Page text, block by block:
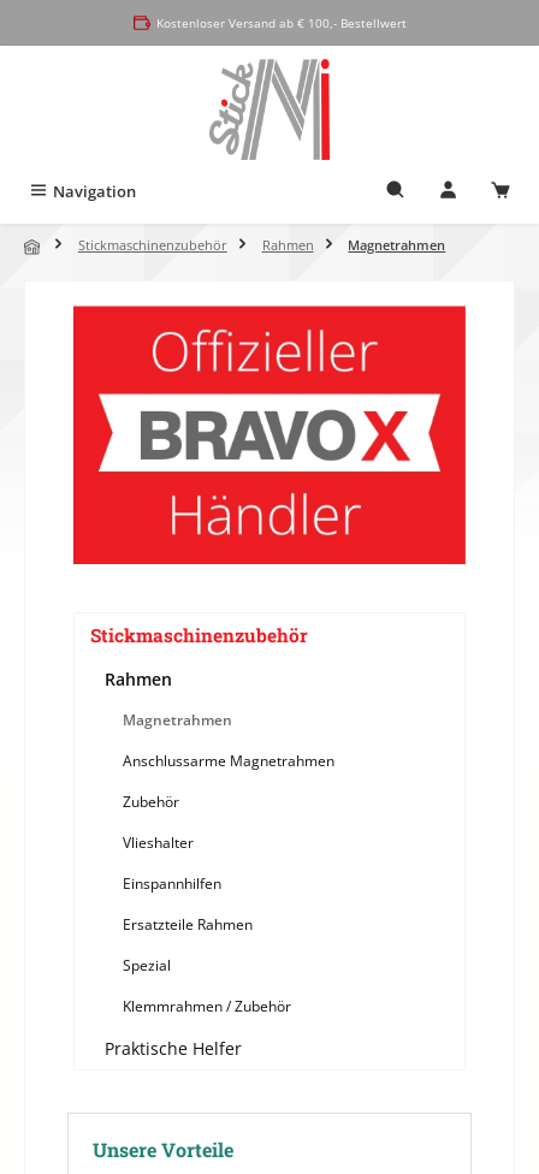
Kostenloser Versand ab € 100,- Bestellwert
Navigation
Stickmaschinenzubehör Rahmen Magnetrahmen
Stickmaschinenzubehör
Rahmen
Magnetrahmen
Anschlussarme Magnetrahmen
Zubehör
Vlieshalter
Einspannhilfen
Ersatzteile Rahmen
Spezial
Klemmrahmen / Zubehör
Praktische Helfer
Unsere Vorteile